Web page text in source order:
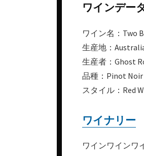
ワインデー
ワイン名：Two
生産地：
生産者：Ghost
品種：Pinot
スタイル：Red
ワイナリー
ワインワインワ